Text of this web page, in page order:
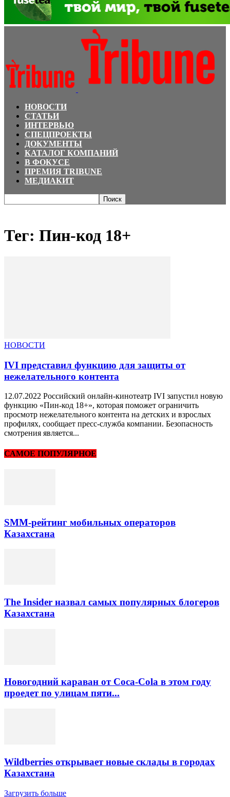
НОВОСТИ
СТАТЬИ
ИНТЕРВЬЮ
СПЕЦПРОЕКТЫ
ДОКУМЕНТЫ
КАТАЛОГ КОМПАНИЙ
В ФОКУСЕ
ПРЕМИЯ TRIBUNE
МЕДИАКИТ
Тег: Пин-код 18+
НОВОСТИ
IVI представил функцию для защиты от
нежелательного контента
12.07.2022 Российский онлайн-кинотеатр IVI запустил новую
функцию «Пин-код 18+», которая поможет ограничить
просмотр нежелательного контента на детских и взрослых
профилях, сообщает пресс-служба компании. Безопасность
смотрения является...
САМОЕ ПОПУЛЯРНОЕ
SMM-рейтинг мобильных операторов
Казахстана
The Insider назвал самых популярных блогеров
Казахстана
Новогодний караван от Coca-Cola в этом году
проедет по улицам пяти...
Wildberries открывает новые склады в городах
Казахстана
Загрузить больше